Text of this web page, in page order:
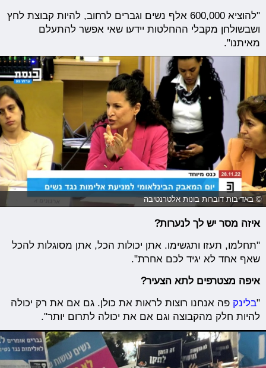
"להוציא 600,000 אלף נשים וגברים לרחוב, להיות קבוצת לחץ
ושבשולחן מקבלי ההחלטות יידעו שאי אפשר להתעלם
מאיתנו".
© באדיבות דוברות בונות אלטרנטיבה
איזה מסר יש לך לנערות?
"תחלמו, תעזו ותגשימו. אתן יכולות הכל, אתן מסוגלות להכל
שאף אחד לא יגיד לכם אחרת".
איפה מצטרפים לתא הצעיר?
"בלינק פה אנחנו רוצות לראות את כולן. גם אם את רק יכולה
להיות חלק מהקבוצה וגם אם את יכולה לתרום יותר".